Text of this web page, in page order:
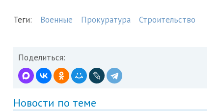
Теги: Военные Прокуратура Строительство
Поделиться:
Новости по теме